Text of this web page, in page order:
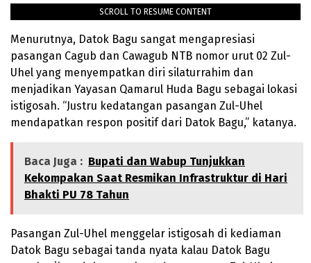
SCROLL TO RESUME CONTENT
Menurutnya, Datok Bagu sangat mengapresiasi
pasangan Cagub dan Cawagub NTB nomor urut 02 Zul-
Uhel yang menyempatkan diri silaturrahim dan
menjadikan Yayasan Qamarul Huda Bagu sebagai lokasi
istigosah. “Justru kedatangan pasangan Zul-Uhel
mendapatkan respon positif dari Datok Bagu,” katanya.
Baca Juga : Bupati dan Wabup Tunjukkan
Kekompakan Saat Resmikan Infrastruktur di Hari
Bhakti PU 78 Tahun
Pasangan Zul-Uhel menggelar istigosah di kediaman
Datok Bagu sebagai tanda nyata kalau Datok Bagu